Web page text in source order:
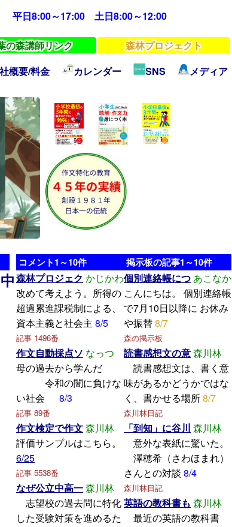
平日8:00～17:00 土日8:00～12:00
の森講師リンク
森林プロジェクト
概要/料金 カレンダー SNS メディア
コメント1～10件
森林プロジェク かじかわ
改めて考えよう。所得の
超過累進課税制による、
資本主義と社会主 8/5
記事 1496番
作文自動採点ソ なっつ
母の過去から学んだ
令和の闇に負けな
い社会
8/3
記事 89番
作文検定で作文森川林
評価サンプルはこちら。
6/25
記事 5538番
なぜ公立中高一森川林
志望校の過去問に特化
した受験対策を進めるた
掲示板の記事1～10件
個別連絡帳につ あこなか
こんにちは。 個別連絡帳
で7月10日以降に お休み
や振替8/7
森の掲示板
読書感想文の意森川林
読書感想文は、書く意
味があるかどうかではな
く、書かせる場所8/7
森川林日記
「到知」に谷川 森川林
意外な表紙に驚いた。
澤穂希（さわほまれ）
さんとの対談 8/4
森川林日記
英語の教科書も 森川林
最近の英語の教科書